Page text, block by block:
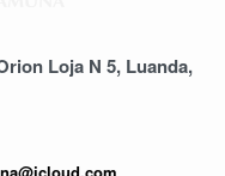
Loja N 5, Luanda,